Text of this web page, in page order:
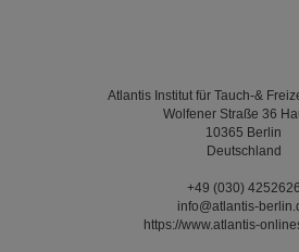
Atlantis Institut für Tauch-&
Wolfener Straße 36
10365 Berlin
Deutschland
+49 (030) 4252626
info@atlantis-
https://www.atlantis-